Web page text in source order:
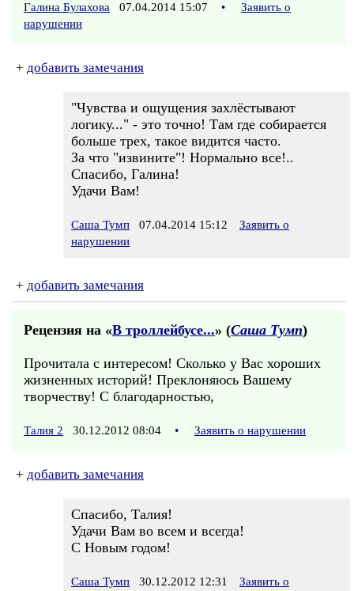
Галина Булахова 07.04.2014 15:07 •
Заявить о
нарушении
+ добавить замечания
"Чувства и ощущения захлёстывают
логику..." - это точно! Там где собирается
больше трех, такое видится часто.
За что "извините"! Нормально все!..
Спасибо, Галина!
Удачи Вам!
Саша Тумп 07.04.2014 15:12
Заявить о
нарушении
+ добавить замечания
Рецензия на «В троллейбусе...» (Саша Тумп)
Прочитала с интересом! Сколько у Вас хороших
жизненных историй! Преклоняюсь Вашему
творчеству! С благодарностью,
Талия 2 30.12.2012 08:04 • Заявить о нарушении
+ добавить замечания
Спасибо, Талия!
Удачи Вам во всем и всегда!
С Новым годом!
Саша Тумп 30.12.2012 12:31
Заявить о